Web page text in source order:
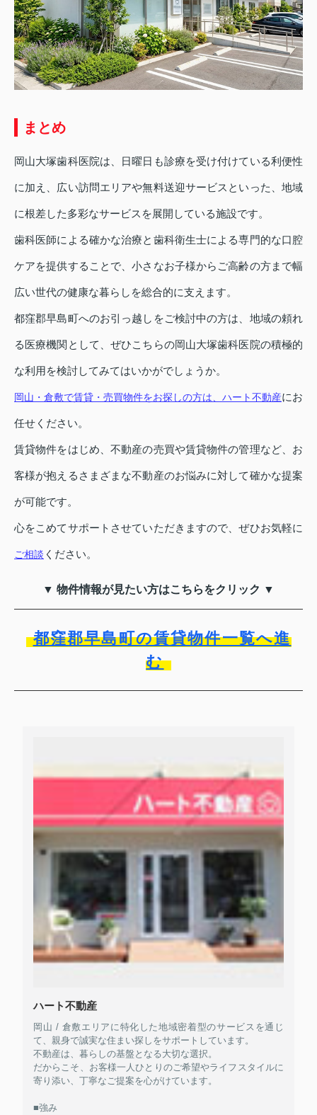
まとめ
岡山大塚歯科医院は、日曜日も診療を受け付けている利便性
に加え、広い訪問エリアや無料送迎サービスといった、地域
に根差した多彩なサービスを展開している施設です。
歯科医師による確かな治療と歯科衛生士による専門的な口腔
ケアを提供することで、小さなお子様からご高齢の方まで幅
広い世代の健康な暮らしを総合的に支えます。
都窪郡早島町へのお引っ越しをご検討中の方は、地域の頼れ
る医療機関として、ぜひこちらの岡山大塚歯科医院の積極的
な利用を検討してみてはいかがでしょうか。
岡山・倉敷で賃貸・売買物件をお探しの方は、ハート不動産にお
任せください。
賃貸物件をはじめ、不動産の売買や賃貸物件の管理など、お
客様が抱えるさまざまな不動産のお悩みに対して確かな提案
が可能です。
心をこめてサポートさせていただきますので、ぜひお気軽に
ご相談 ください。
▼ 物件情報が見たい方はこちらをクリック ▼
都窪郡早島町の賃貸物件一覧へ進
む
ハート不動産
岡山 / 倉敷エリアに特化した地域密着型のサービスを通じ
て、親身で誠実な住まい探しをサポートしています。
不動産は、暮らしの基盤となる大切な選択。
だからこそ、お客様一人ひとりのご希望やライフスタイルに
寄り添い、丁寧なご提案を心がけています。
■強み